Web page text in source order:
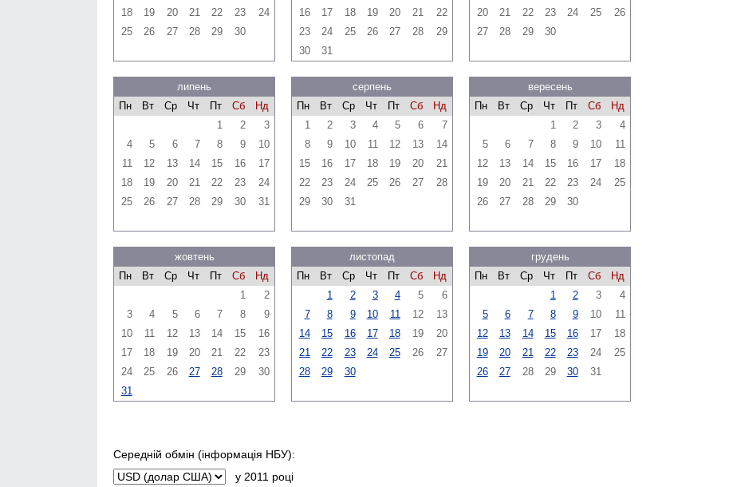
18
19 20 21 22 23
24
25
26 27 28 29 30
16
17 18 19 20 21
22
23
24 25 26 27 28
29
30
31
20
21 22 23 24 25
26
27
28 29 30
липень
Пн
Вт Ср Чт Пт Сб
Нд
1
2
3
4
5 6 7 8 9
10
11
12 13 14 15 16
17
18
19 20 21 22 23
24
25
26 27 28 29 30 31
серпень
Пн
Вт Ср Чт Пт Сб
Нд
1
2 3 4 5 6
7
8
9 10 11 12 13
14
15
16 17 18 19 20
21
22
23 24 25 26 27
28
29
30 31
вересень
Пн
Вт Ср Чт Пт Сб
Нд
1
2 3
4
5
6 7 8 9 10
11
12
13 14 15 16 17
18
19
20 21 22 23 24
25
26
27 28 29 30
жовтень
Пн
Вт Ср Чт Пт Сб
Нд
1
2
3
4 5 6 7 8
9
10
11 12 13 14 15
16
17
18 19 20 21 22
23
24
25 26 27 28 29
30
31
листопад
Пн
Вт Ср Чт Пт Сб
Нд
1
2 3 4 5
6
7
8 9 10 11 12
13
14
15 16 17 18 19
20
21
22 23 24 25 26
27
28
29 30
грудень
Пн
Вт Ср Чт Пт Сб
Нд
1
2 3
4
5
6 7 8 9 10
11
12
13 14 15 16 17
18
19
20 21 22 23 24
25
26
27 28 29 30 31
Середній обмін (інформація НБУ):
у 2011 році